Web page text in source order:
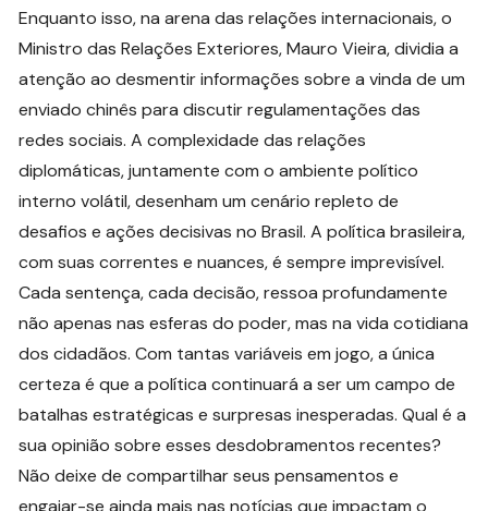
Enquanto isso, na arena das relações internacionais, o
Ministro das Relações Exteriores, Mauro Vieira, dividia a
atenção ao desmentir informações sobre a vinda de um
enviado chinês para discutir regulamentações das
redes sociais. A complexidade das relações
diplomáticas, juntamente com o ambiente político
interno volátil, desenham um cenário repleto de
desafios e ações decisivas no Brasil. A política brasileira,
com suas correntes e nuances, é sempre imprevisível.
Cada sentença, cada decisão, ressoa profundamente
não apenas nas esferas do poder, mas na vida cotidiana
dos cidadãos. Com tantas variáveis em jogo, a única
certeza é que a política continuará a ser um campo de
batalhas estratégicas e surpresas inesperadas. Qual é a
sua opinião sobre esses desdobramentos recentes?
Não deixe de compartilhar seus pensamentos e
engajar-se ainda mais nas notícias que impactam o